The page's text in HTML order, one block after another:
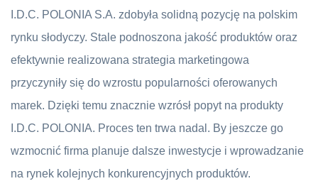
I.D.C. POLONIA S.A. zdobyła solidną pozycję na polskim
rynku słodyczy. Stale podnoszona jakość produktów oraz
efektywnie realizowana strategia marketingowa
przyczyniły się do wzrostu popularności oferowanych
marek. Dzięki temu znacznie wzrósł popyt na produkty
I.D.C. POLONIA. Proces ten trwa nadal. By jeszcze go
wzmocnić firma planuje dalsze inwestycje i wprowadzanie
na rynek kolejnych konkurencyjnych produktów.